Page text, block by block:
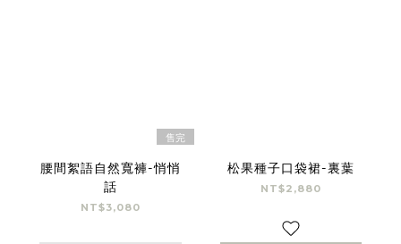
售完
腰間絮語自然寬褲-悄悄
話
NT$3,080
松果種子口袋裙-裏葉
NT$2,880